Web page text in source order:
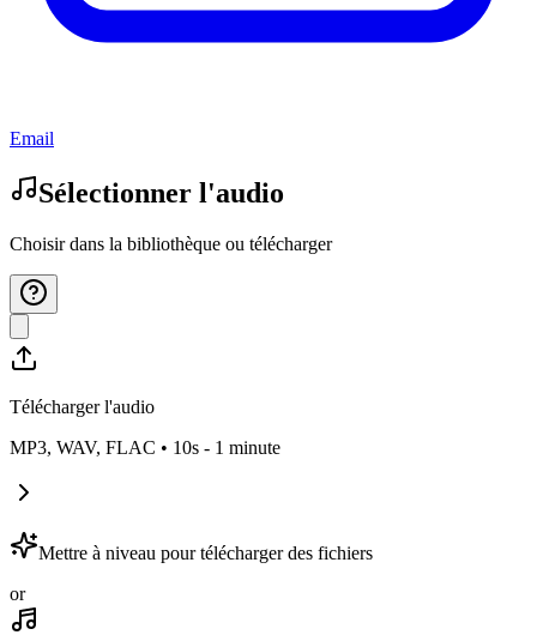
Email
Sélectionner l'audio
Choisir dans la bibliothèque ou télécharger
Télécharger l'audio
MP3, WAV, FLAC • 10s - 1 minute
Mettre à niveau pour télécharger des fichiers
or